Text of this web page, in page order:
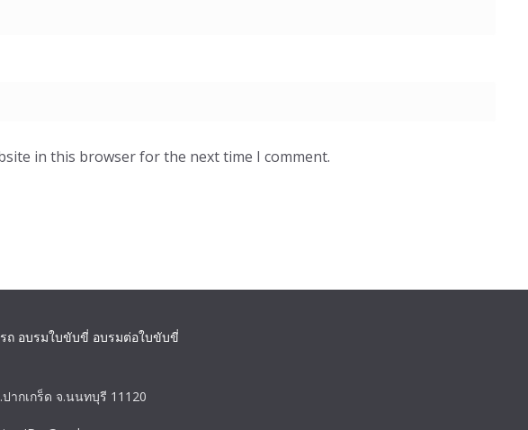
in this browser for the next time I comment.
ถ อบรมใบขับขี่ อบรมต่อใบขับขี่
ากเกร็ด จ.นนทบุรี 11120